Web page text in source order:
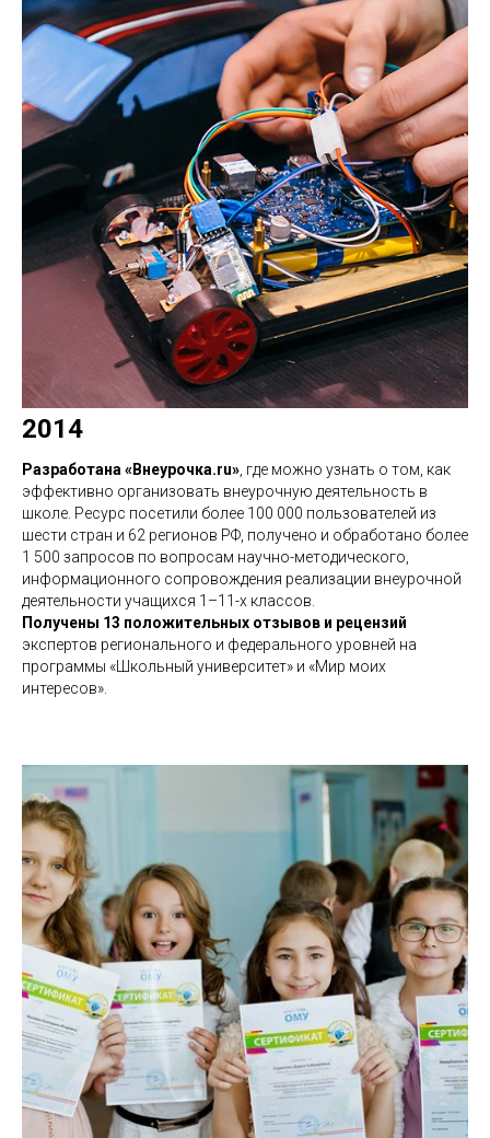
2014
Разработана «Внеурочка.ru» , где можно узнать о том, как
эффективно организовать внеурочную деятельность в
школе. Ресурс посетили более 100 000 пользователей из
шести стран и 62 регионов РФ, получено и обработано более
1 500 запросов по вопросам научно-методического,
информационного сопровождения реализации внеурочной
деятельности учащихся 1–11-х классов.
Получены 13 положительных отзывов и рецензий
экспертов регионального и федерального уровней на
программы «Школьный университет» и «Мир моих
интересов».